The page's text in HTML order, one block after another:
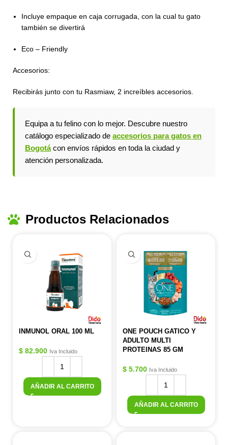
Incluye empaque en caja corrugada, con la cual tu gato
también se divertirá
Eco – Friendly
Accesorios:
Recibirás junto con tu Rasmiaw, 2 increíbles accesorios.
Equipa a tu felino con lo mejor. Descubre nuestro
catálogo especializado de accesorios para gatos en
Bogotácon envíos rápidos en toda la ciudad y
atención personalizada.
Productos Relacionados
INMUNOL ORAL 100 ML
$ 82.900 Iva Incluido
AÑADIR AL CARRITO
ONE POUCH GATICO Y
ADULTO MULTI
PROTEINAS 85 GM
$ 5.700 Iva Incluido
AÑADIR AL CARRITO